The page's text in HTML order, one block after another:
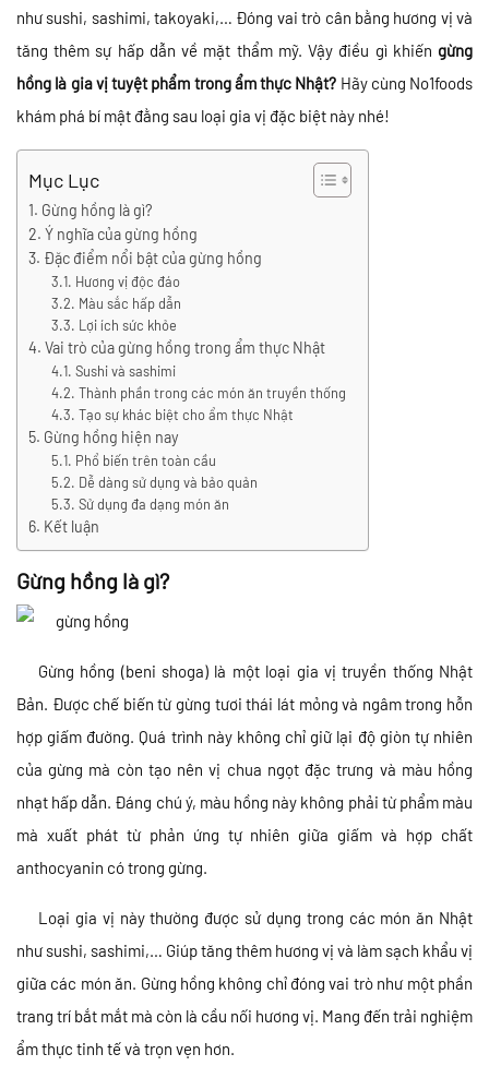
như sushi, sashimi, takoyaki,… Đóng vai trò cân bằng hương vị và
tăng thêm sự hấp dẫn về mặt thẩm mỹ. Vậy điều gì khiến gừng
hồng là gia vị tuyệt phẩm trong ẩm thực Nhật? Hãy cùng No1foods
khám phá bí mật đằng sau loại gia vị đặc biệt này nhé!
Mục Lục
Gừng hồng là gì?
Ý nghĩa của gừng hồng
Đặc điểm nổi bật của gừng hồng
Hương vị độc đáo
Màu sắc hấp dẫn
Lợi ích sức khỏe
Vai trò của gừng hồng trong ẩm thực Nhật
Sushi và sashimi
Thành phần trong các món ăn truyền thống
Tạo sự khác biệt cho ẩm thực Nhật
Gừng hồng hiện nay
Phổ biến trên toàn cầu
Dễ dàng sử dụng và bảo quản
Sử dụng đa dạng món ăn
Kết luận
Gừng hồng là gì?
Gừng hồng (beni shoga) là một loại gia vị truyền thống Nhật
Bản. Được chế biến từ gừng tươi thái lát mỏng và ngâm trong hỗn
hợp giấm đường. Quá trình này không chỉ giữ lại độ giòn tự nhiên
của gừng mà còn tạo nên vị chua ngọt đặc trưng và màu hồng
nhạt hấp dẫn. Đáng chú ý, màu hồng này không phải từ phẩm màu
mà xuất phát từ phản ứng tự nhiên giữa giấm và hợp chất
anthocyanin có trong gừng.
Loại gia vị này thường được sử dụng trong các món ăn Nhật
như sushi, sashimi,… Giúp tăng thêm hương vị và làm sạch khẩu vị
giữa các món ăn. Gừng hồng không chỉ đóng vai trò như một phần
trang trí bắt mắt mà còn là cầu nối hương vị. Mang đến trải nghiệm
ẩm thực tinh tế và trọn vẹn hơn.